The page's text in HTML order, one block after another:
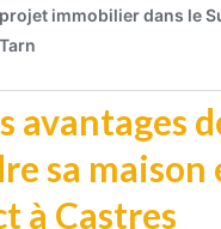
avantages
sa maison
à Castres